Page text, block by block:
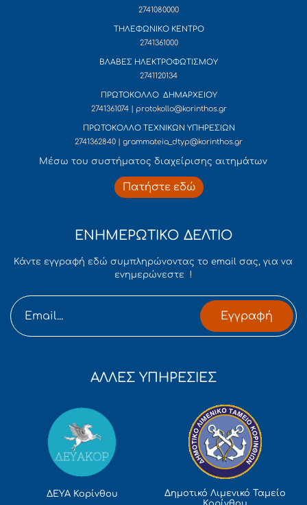
2741080000
ΤΗΛΕΦΩΝΙΚΟ ΚΕΝΤΡΟ
2741361000
ΒΛΑΒΕΣ ΗΛΕΚΤΡΟΦΩΤΙΣΜΟΥ
2741120134
ΠΡΩΤΟΚΟΛΛΟ ΔΗΜΑΡΧΕΙΟΥ
2741361074 | protokollo@korinthos.gr
ΠΡΩΤΟΚΟΛΛΟ ΤΕΧΝΙΚΩΝ ΥΠΗΡΕΣΙΩΝ
2741362840 | grammateia_dtyp@korinthos.gr
Mέσω του συστήματος διαχείρισης αιτημάτων
Πατήστε εδώ
ΕΝΗΜΕΡΩΤΙΚΟ ΔΕΛΤΙΟ
Κάντε εγγραφή εδώ συμπληρώνοντας το email σας, για να
ενημερώνεστε !
Εγγραφή
ΑΛΛΕΣ ΥΠΗΡΕΣΙΕΣ
ΔΕΥΑ Κορίνθου
Δημοτικό Λιμενικό Ταμείο